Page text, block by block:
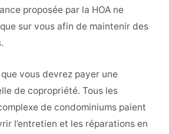
proposée par la HOA ne
sur vous afin de maintenir des
vous devrez payer une
de copropriété. Tous les
de condominiums paient
l’entretien et les réparations en